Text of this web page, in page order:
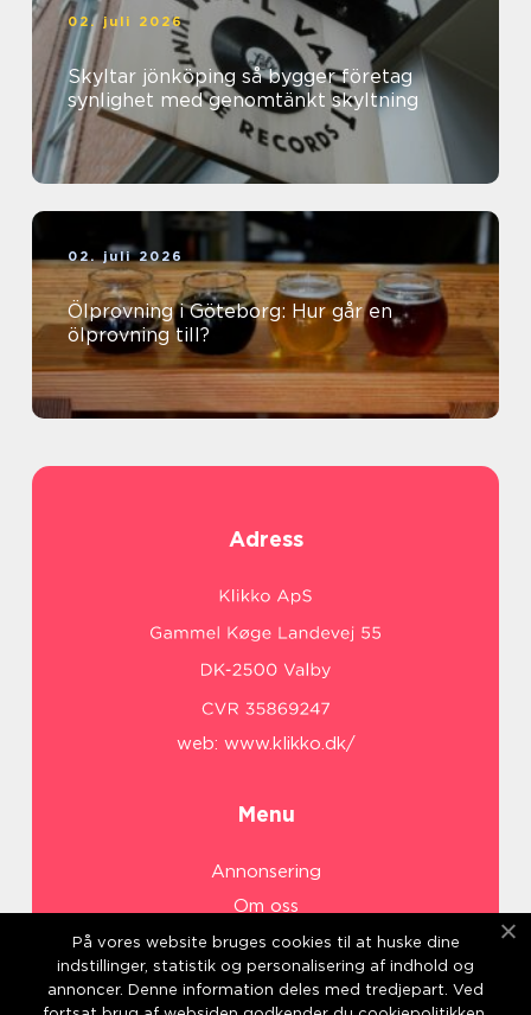
02. juli 2026
Skyltar jönköping så bygger företag
synlighet med genomtänkt skyltning
02. juli 2026
Ölprovning i Göteborg: Hur går en
ölprovning till?
Adress
web: www.klikko.dk/
Menu
Annonsering
Om oss
Cookies
Kontakta oss
Sitemap
På vores website bruges cookies til at huske dine
indstillinger, statistik og personalisering af indhold og
annoncer. Denne information deles med tredjepart. Ved